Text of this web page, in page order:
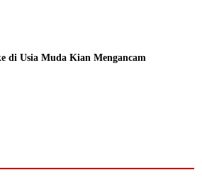
di Usia Muda Kian Mengancam